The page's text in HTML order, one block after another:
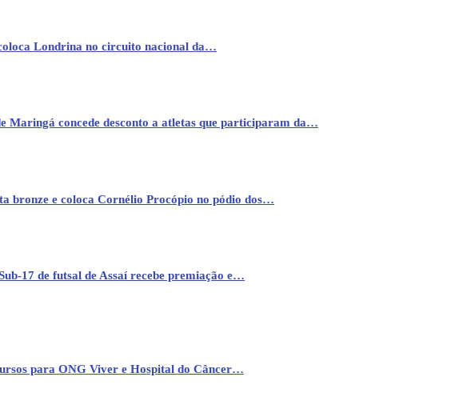
Londrina no circuito nacional da…
Maringá concede desconto a atletas que participaram da…
bronze e coloca Cornélio Procópio no pódio dos…
17 de futsal de Assaí recebe premiação e…
para ONG Viver e Hospital do Câncer…